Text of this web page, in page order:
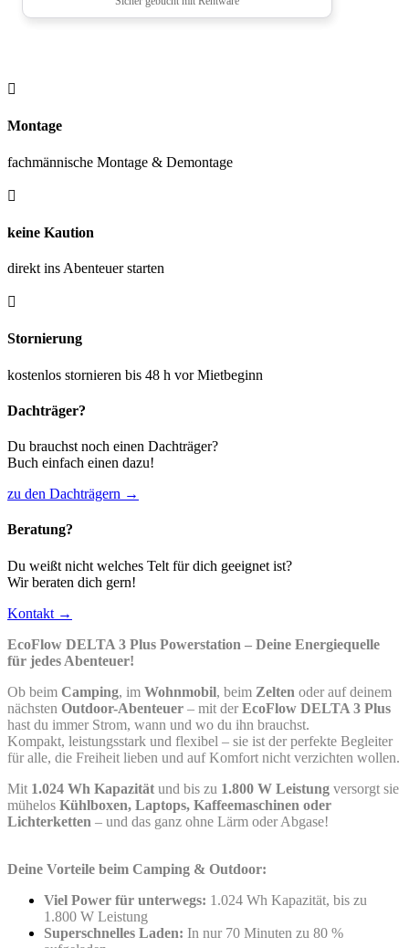

Montage
fachmännische Montage & Demontage

keine Kaution
direkt ins Abenteuer starten

Stornierung
kostenlos stornieren bis 48 h vor Mietbeginn
Dachträger?
Du brauchst noch einen Dachträger?
Buch einfach einen dazu!
zu den Dachträgern →
Beratung?
Du weißt nicht welches Telt für dich geeignet ist?
Wir beraten dich gern!
Kontakt →
EcoFlow DELTA 3 Plus Powerstation – Deine Energiequelle
für jedes Abenteuer!
Ob beim Camping, im Wohnmobil, beim Zelten oder auf deinem
nächsten Outdoor-Abenteuer – mit der EcoFlow DELTA 3 Plus
hast du immer Strom, wann und wo du ihn brauchst.
Kompakt, leistungsstark und flexibel – sie ist der perfekte Begleiter
für alle, die Freiheit lieben und auf Komfort nicht verzichten wollen.
Mit 1.024 Wh Kapazität und bis zu 1.800 W Leistung versorgt sie
mühelos Kühlboxen, Laptops, Kaffeemaschinen oder
Lichterketten – und das ganz ohne Lärm oder Abgase!
Deine Vorteile beim Camping & Outdoor:
Viel Power für unterwegs: 1.024 Wh Kapazität, bis zu
1.800 W Leistung
Superschnelles Laden: In nur 70 Minuten zu 80 %